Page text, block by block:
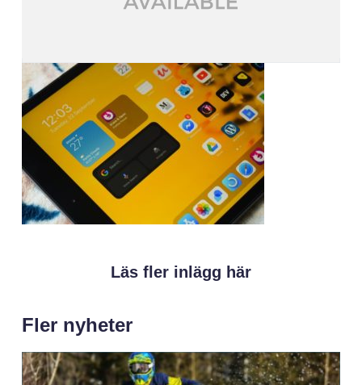
Läs fler inlägg här
Fler nyheter